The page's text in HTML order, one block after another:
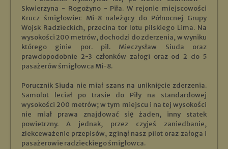
Skwierzyna - Rogożyno - Piła. W rejonie miejscowości
Krucz śmigłowiec Mi-8 należący do Północnej Grupy
Wojsk Radzieckich, przecina tor lotu pilskiego Lima. Na
wysokości 200 metrów, dochodzi do zderzenia, w wyniku
którego ginie por. pil. Mieczysław Siuda oraz
prawdopodobnie 2-3 członków załogi oraz od 2 do 5
pasażerów śmigłowca Mi-8.
Porucznik Siuda nie miał szans na uniknięcie zderzenia.
Samolot leciał po trasie do Piły na standardowej
wysokości 200 metrów; w tym miejscu i na tej wysokości
nie miał prawa znajdować się żaden, inny statek
powietrzny. A jednak, przez czyjeś zaniedbanie,
zlekceważenie przepisów, zginął nasz pilot oraz załoga i
pasażerowie radzieckiego śmigłowca.